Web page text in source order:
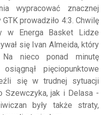
wypracować znacznej
prowadziło 4:3. Chwilę
w Energa Basket Lidze
się Ivan Almeida, który
nieco ponad minutę
pięciopunktowe
się w trudnej sytuacji
Szewczyka, jak i Delasa -
były także straty,